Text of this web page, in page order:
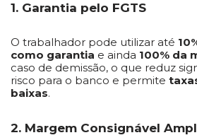
1. Garantia pelo FGTS
O trabalhador pode utilizar até
como garantia e ainda 100% da
caso de demissão, o que reduz
risco para o banco e permite
baixas.
2. Margem Consignável